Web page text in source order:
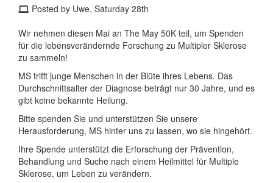
Posted by Uwe, Saturday 28th
Wir nehmen diesen Mai an The May 50K teil, um Spenden
für die lebensverändernde Forschung zu Multipler Sklerose
zu sammeln!
MS trifft junge Menschen in der Blüte ihres Lebens. Das
Durchschnittsalter der Diagnose beträgt nur 30 Jahre, und es
gibt keine bekannte Heilung.
Bitte spenden Sie und unterstützen Sie unsere
Herausforderung, MS hinter uns zu lassen, wo sie hingehört.
Ihre Spende unterstützt die Erforschung der Prävention,
Behandlung und Suche nach einem Heilmittel für Multiple
Sklerose, um Leben zu verändern.